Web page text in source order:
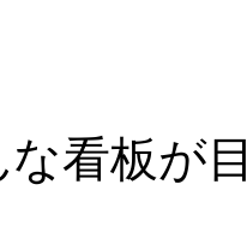
看板が